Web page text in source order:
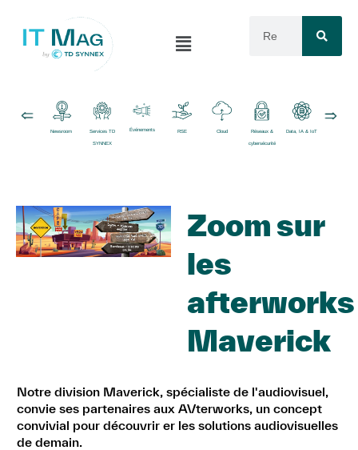
Newsroom Services TD
SYNNEX
Événements RSE Cloud Réseaux &
cybersécurité
Data, IA & IoT
Zoom sur
les
afterworks
Maverick
Notre division Maverick, spécialiste de l'audiovisuel,
convie ses partenaires aux AVterworks, un concept
convivial pour découvrir er les solutions audiovisuelles
de demain.